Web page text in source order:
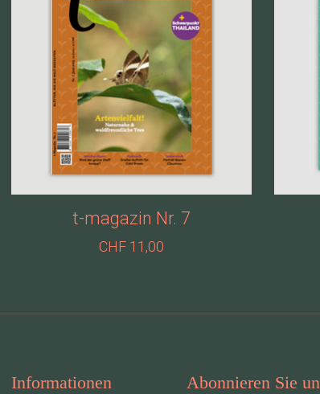
t-magazin Nr. 7
CHF 11,00
Informationen Abonnieren Sie